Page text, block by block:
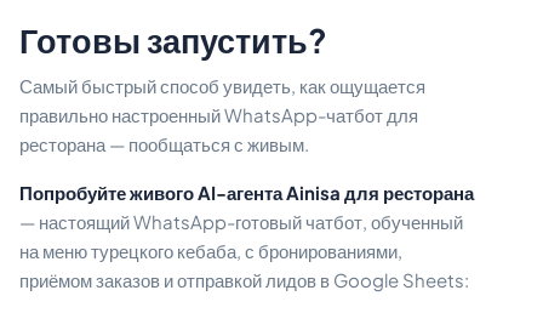
Готовы запустить?
Самый быстрый способ увидеть, как ощущается
правильно настроенный WhatsApp-чатбот для
ресторана — пообщаться с живым.
Попробуйте живого AI-агента Ainisa для ресторана
— настоящий WhatsApp-готовый чатбот, обученный
на меню турецкого кебаба, с бронированиями,
приёмом заказов и отправкой лидов в Google Sheets: